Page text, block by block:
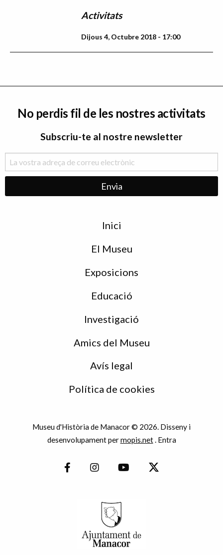
Activitats
Dijous 4, Octubre 2018 - 17:00
No perdis fil de les nostres activitats
Subscriu-te al nostre newsletter
Inici
El Museu
Exposicions
Educació
Investigació
Amics del Museu
Avís legal
Política de cookies
Museu d'Història de Manacor © 2026. Disseny i
desenvolupament permopis.net. Entra